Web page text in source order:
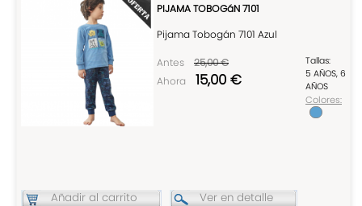
PIJAMA TOBOGáN 7101
Pijama Tobogán 7101 Azul
Antes
25,00 €
Ahora
15,00 €
Tallas:
5 AÑOS, 6
AÑOS
Colores:
Añadir al carrito Ver en detalle